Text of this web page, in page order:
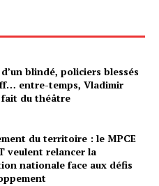
blindé, policiers blessés
entre-temps, Vladimir
fait du théâtre
du territoire : le MPCE
veulent relancer la
nationale face aux défis